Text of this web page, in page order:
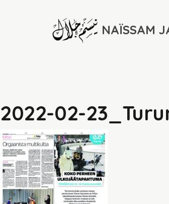
NAÏSSAM
2022-02-